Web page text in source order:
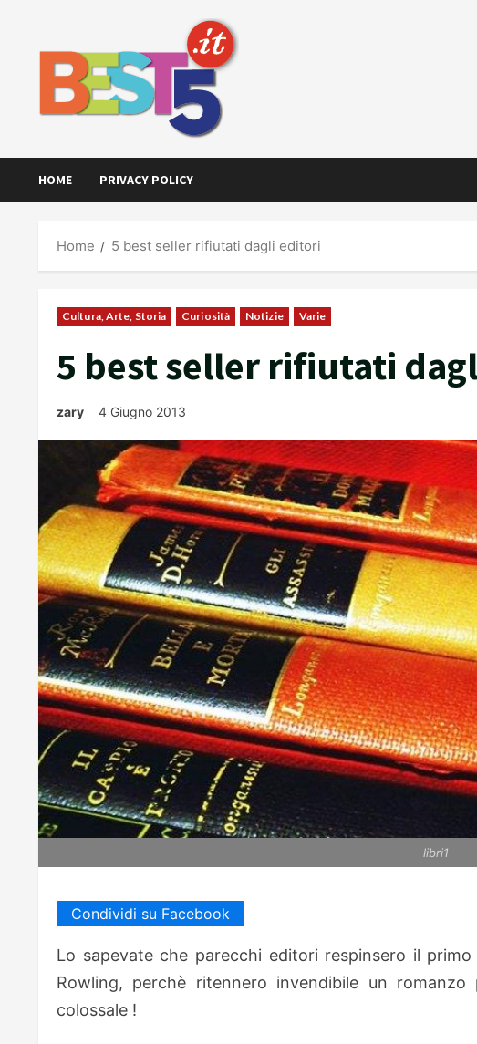
HOME PRIVACY POLICY
Home 5 best seller rifiutati dagli editori
Cultura, Arte, Storia Curiosità Notizie Varie
5 best seller rifiutati
zary 4 Giugno 2013
libri1
Condividi su Facebook
Lo sapevate che parecchi editori respinsero il
Rowling, perchè ritennero invendibile un
colossale !